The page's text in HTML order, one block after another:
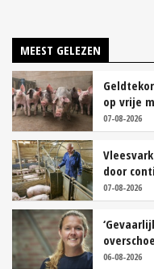
MEEST GELEZEN
op vrije
07-08-2026
door
07-08-2026
06-08-2026